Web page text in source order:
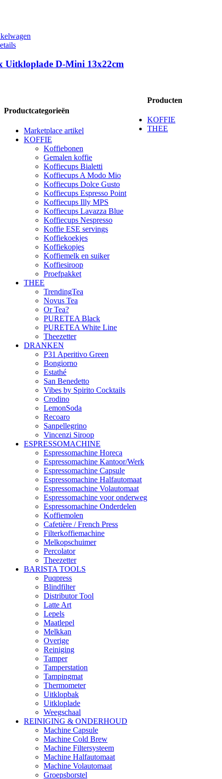
Uitkloplade D-Mini 13x22cm
Productcategorieën
Marketplace artikel
KOFFIE
Koffiebonen
Gemalen koffie
Koffiecups Bialetti
Koffiecups A Modo Mio
Koffiecups Dolce Gusto
Koffiecups Espresso Point
Koffiecups Illy MPS
Koffiecups Lavazza Blue
Koffiecups Nespresso
Koffie ESE servings
Koffiekoekjes
Koffiekopjes
Koffiemelk en suiker
Koffiesiroop
Proefpakket
THEE
TrendingTea
Novus Tea
Or Tea?
PURETEA Black
PURETEA White Line
Theezetter
DRANKEN
P31 Aperitivo Green
Bongiorno
Estathé
San Benedetto
Vibes by Spirito Cocktails
Crodino
LemonSoda
Recoaro
Sanpellegrino
Vincenzi Siroop
ESPRESSOMACHINE
Espressomachine Horeca
Espressomachine Kantoor/Werk
Espressomachine Capsule
Espressomachine Halfautomaat
Espressomachine Volautomaat
Espressomachine voor onderweg
Espressomachine Onderdelen
Koffiemolen
Cafetière / French Press
Filterkoffiemachine
Melkopschuimer
Percolator
Theezetter
BARISTA TOOLS
Puqpress
Blindfilter
Distributor Tool
Latte Art
Lepels
Maatlepel
Melkkan
Overige
Reiniging
Tamper
Tamperstation
Tampingmat
Thermometer
Uitklopbak
Uitkloplade
Weegschaal
REINIGING & ONDERHOUD
Machine Capsule
Machine Cold Brew
Machine Filtersysteem
Machine Halfautomaat
Machine Volautomaat
Groepsborstel
Producten
KOFFIE
THEE